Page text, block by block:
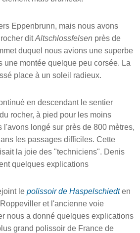
Eppenbrunn, mais nous avons
ditAltschlossfelsen près de
duquel nous avions une superbe
une montée quelque peu corsée. La
place à un soleil radieux.
en descendant le sentier
rocher, à pied pour les moins
l'avons longé sur près de 800 mètres,
les passages difficiles. Cette
la joie des "techniciens". Denis
quelques explications
le polissoir de Haspelschiedten
et l'ancienne voie
nous a donné quelques explications
grand polissoir de France de